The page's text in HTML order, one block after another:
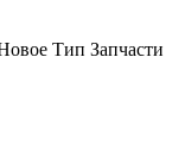
Тип Запчасти